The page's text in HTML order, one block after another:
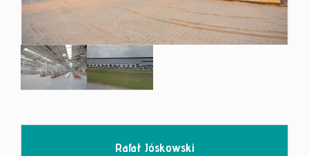
Kontakt
Rafał Jóskowski